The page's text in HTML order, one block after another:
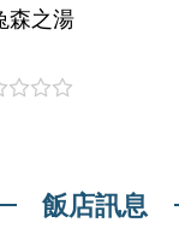
森之湯
飯店訊息